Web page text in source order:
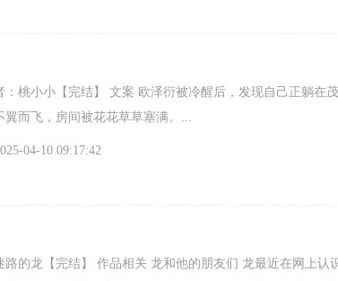
：桃小小【完结】 文案 欧泽衍被冷醒后，发现自己正躺在
而飞，房间被花花草草塞满。...
04-10 09:17:42
路的龙【完结】 作品相关 龙和他的朋友们 龙最近在网上认